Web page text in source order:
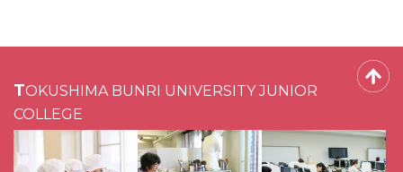
TOKUSHIMA BUNRI UNIVERSITY JUNIOR
COLLEGE